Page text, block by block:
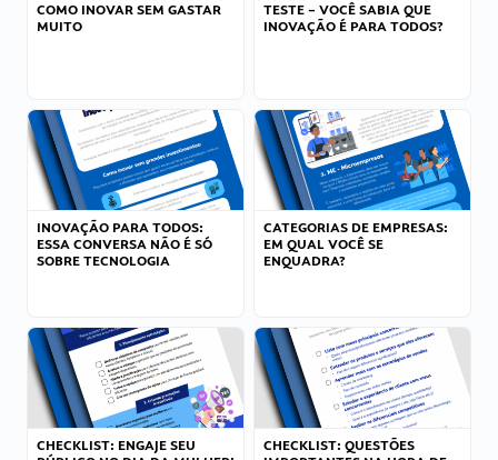
COMO INOVAR SEM GASTAR
MUITO
TESTE – VOCÊ SABIA QUE
INOVAÇÃO É PARA TODOS?
INOVAÇÃO PARA TODOS:
ESSA CONVERSA NÃO É SÓ
SOBRE TECNOLOGIA
CATEGORIAS DE EMPRESAS:
EM QUAL VOCÊ SE
ENQUADRA?
CHECKLIST: ENGAJE SEU
CHECKLIST: QUESTÕES